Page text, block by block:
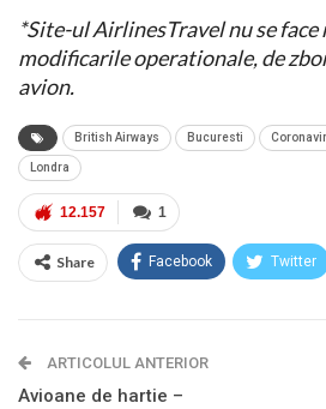
*Site-ul AirlinesTravel nu se face
modificarile operationale, de
avion.
British Airways Bucuresti
Londra
1
12.157
Share Facebook Twitter
ARTICOLUL ANTERIOR
Avioane de hartie –